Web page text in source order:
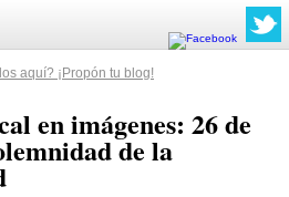
aquí? ¡Propón tu blog!
en imágenes: 26 de
de la